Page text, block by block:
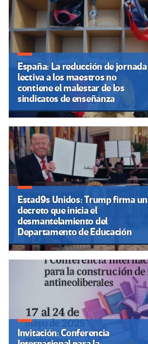
España: La reducción de jornada
lectiva a los maestros no
contiene el malestar de los
sindicatos de enseñanza
Estad9s Unidos: Trump firma un
decreto que inicia el
desmantelamiento del
Departamento de Educación
Invitación: Conferencia